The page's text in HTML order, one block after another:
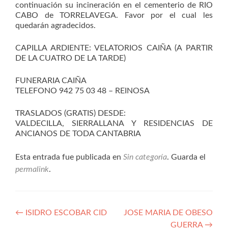
continuación su incineración en el cementerio de RIO
CABO de TORRELAVEGA. Favor por el cual les
quedarán agradecidos.
CAPILLA ARDIENTE: VELATORIOS CAIÑA (A PARTIR
DE LA CUATRO DE LA TARDE)
FUNERARIA CAIÑA
TELEFONO 942 75 03 48 – REINOSA
TRASLADOS (GRATIS) DESDE:
VALDECILLA, SIERRALLANA Y RESIDENCIAS DE
ANCIANOS DE TODA CANTABRIA
Esta entrada fue publicada en Sin categoría. Guarda el
permalink.
Navegación
← ISIDRO ESCOBAR CID
JOSE MARIA DE OBESO
GUERRA →